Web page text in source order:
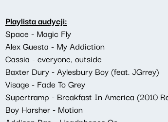
Playlista audycji:
Space - Magic Fly
Alex Guesta - My Addiction
Cassia - everyone, outside
Baxter Dury - Aylesbury Boy (feat. JGrrey)
Visage - Fade To Grey
Supertramp - Breakfast In America (2010
Boy Harsher - Motion